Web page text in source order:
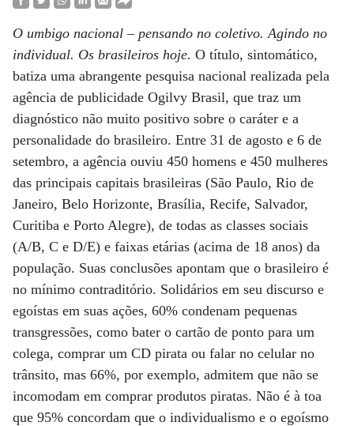
O umbigo nacional – pensando no coletivo. Agindo no
individual. Os brasileiros hoje. O título, sintomático,
batiza uma abrangente pesquisa nacional realizada pela
agência de publicidade Ogilvy Brasil, que traz um
diagnóstico não muito positivo sobre o caráter e a
personalidade do brasileiro. Entre 31 de agosto e 6 de
setembro, a agência ouviu 450 homens e 450 mulheres
das principais capitais brasileiras (São Paulo, Rio de
Janeiro, Belo Horizonte, Brasília, Recife, Salvador,
Curitiba e Porto Alegre), de todas as classes sociais
(A/B, C e D/E) e faixas etárias (acima de 18 anos) da
população. Suas conclusões apontam que o brasileiro é
no mínimo contraditório. Solidários em seu discurso e
egoístas em suas ações, 60% condenam pequenas
transgressões, como bater o cartão de ponto para um
colega, comprar um CD pirata ou falar no celular no
trânsito, mas 66%, por exemplo, admitem que não se
incomodam em comprar produtos piratas. Não é à toa
que 95% concordam que o individualismo e o egoísmo